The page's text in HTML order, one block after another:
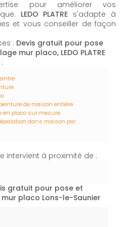
pour améliorer vos
LEDO PLATRE s'adapte à
et vous conseiller de façon
: Devis gratuit pour pose
mur placo, LEDO PLATRE
de maison entière
en placo sur mesure
dans maison par
intervient à proximité de :
gratuit pour pose et
placo Lons-le-Saunier